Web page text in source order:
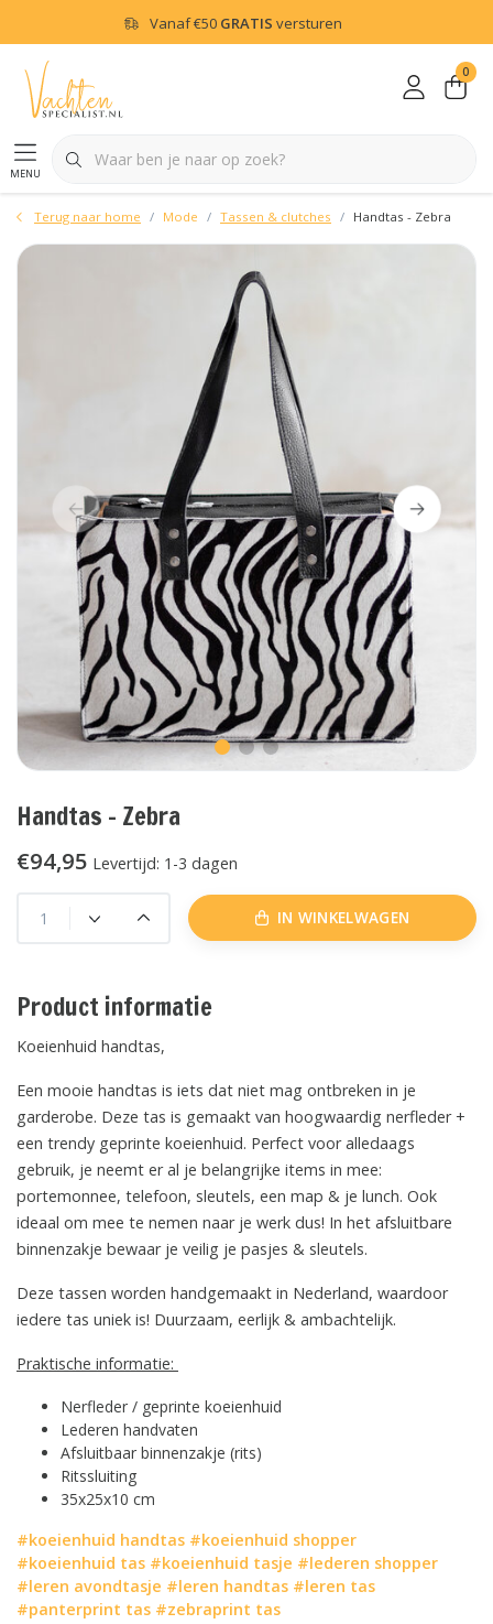
Vanaf€50 GRATIS versturen
menu
0
Terug naar home Mode Tassen & clutches Handtas - Zebra
Handtas - Zebra
€94,95 Levertijd: 1-3 dagen
IN WINKELWAGEN
Product informatie
Koeienhuid handtas,
Een mooie handtas is iets dat niet mag ontbreken in je
garderobe. Deze tas is gemaakt van hoogwaardig nerfleder +
een trendy geprinte koeienhuid. Perfect voor alledaags
gebruik, je neemt er al je belangrijke items in mee:
portemonnee, telefoon, sleutels, een map & je lunch. Ook
ideaal om mee te nemen naar je werk dus! In het afsluitbare
binnenzakje bewaar je veilig je pasjes & sleutels.
Deze tassen worden handgemaakt in Nederland, waardoor
iedere tas uniek is! Duurzaam, eerlijk & ambachtelijk.
Praktische informatie:
Nerfleder / geprinte koeienhuid
Lederen handvaten
Afsluitbaar binnenzakje (rits)
Ritssluiting
35x25x10 cm
#koeienhuid handtas #koeienhuid shopper
#koeienhuid tas #koeienhuid tasje #lederen shopper
#leren avondtasje #leren handtas #leren tas
#panterprint tas #zebraprint tas